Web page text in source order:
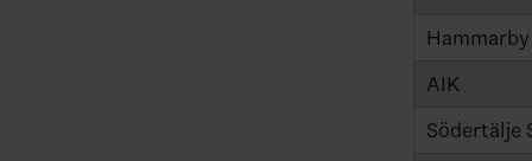
AIK
Södertälje